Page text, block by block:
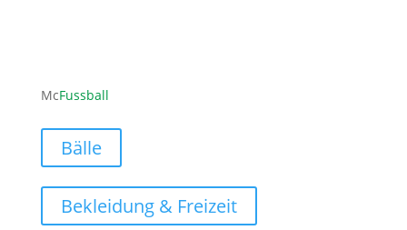
McFussball
Bälle
Bekleidung & Freizeit